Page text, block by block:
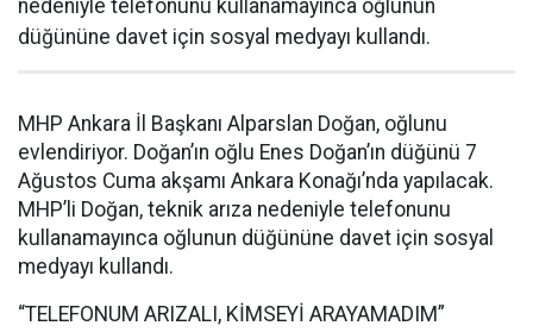
nedeniyle telefonunu kullanamayınca oğlunun
düğününe davet için sosyal medyayı kullandı.
MHP Ankara İl Başkanı Alparslan Doğan, oğlunu
evlendiriyor. Doğan’ın oğlu Enes Doğan’ın düğünü 7
Ağustos Cuma akşamı Ankara Konağı’nda yapılacak.
MHP’li Doğan, teknik arıza nedeniyle telefonunu
kullanamayınca oğlunun düğününe davet için sosyal
medyayı kullandı.
“TELEFONUM ARIZALI, KİMSEYİ ARAYAMADIM”